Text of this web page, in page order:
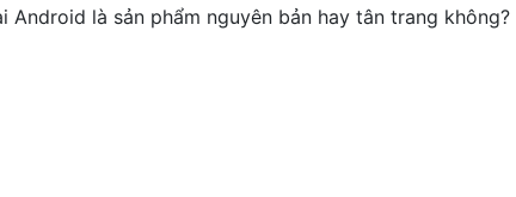
Android là sản phẩm nguyên bản hay tân trang không?